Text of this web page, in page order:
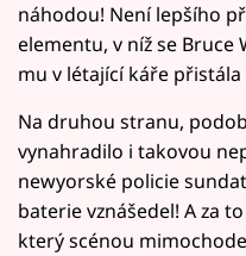
náhodou! Není lepšího
elementu, v níž se Bruce
mu v létající káře
Na druhou stranu,
vynahradilo i takovou
newyorské policie
baterie vznášedel! A za
který scénou